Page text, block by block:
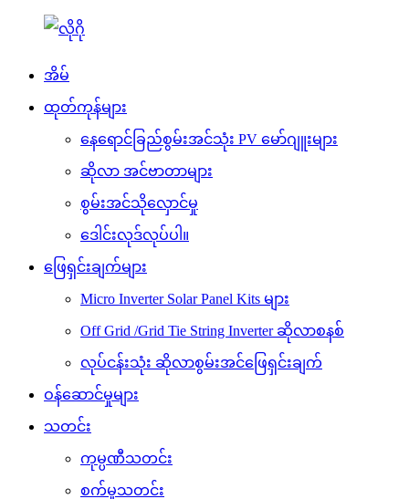
အိမ်
ထုတ်ကုန်များ
နေရောင်ခြည်စွမ်းအင်သုံး PV မော်ဂျူးများ
ဆိုလာ အင်ဗာတာများ
စွမ်းအင်သိုလှောင်မှု
ဒေါင်းလုဒ်လုပ်ပါ။
ဖြေရှင်းချက်များ
Micro Inverter Solar Panel Kits များ
Off Grid /Grid Tie String Inverter ဆိုလာစနစ်
လုပ်ငန်းသုံး ဆိုလာစွမ်းအင်ဖြေရှင်းချက်
ဝန်ဆောင်မှုများ
သတင်း
ကုမ္ပဏီသတင်း
စက်မှုသတင်း